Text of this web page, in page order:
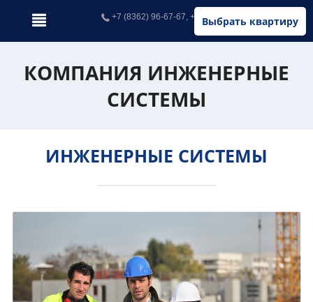
Выбрать квартиру
+7 (8362) 96-67-67, +7 (902) 326-67-67
КОМПАНИЯ ИНЖЕНЕРНЫЕ
СИСТЕМЫ
ИНЖЕНЕРНЫЕ СИСТЕМЫ